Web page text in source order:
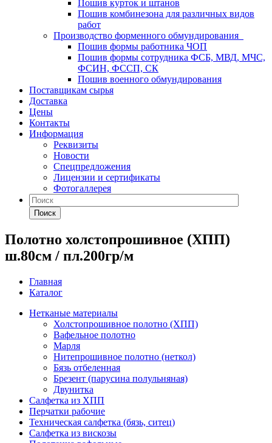
Пошив курток и штанов
Пошив комбинезона для различных видов
работ
Производство форменного обмундирования
Пошив формы работника ЧОП
Пошив формы сотрудника ФСБ, МВД, МЧС,
ФСИН, ФССП, СК
Пошив военного обмундирования
Поставщикам сырья
Доставка
Цены
Контакты
Информация
Реквизиты
Новости
Спецпредложения
Лицензии и сертификаты
Фотогаллерея
Поиск
Полотно холстопрошивное (ХПП)
ш.80см / пл.200гр/м
Главная
Каталог
Нетканые материалы
Холстопрошивное полотно (ХПП)
Вафельное полотно
Марля
Нитепрошивное полотно (неткол)
Бязь отбеленная
Брезент (парусина полульняная)
Двунитка
Салфетка из ХПП
Перчатки рабочие
Техническая салфетка (бязь, ситец)
Салфетка из вискозы